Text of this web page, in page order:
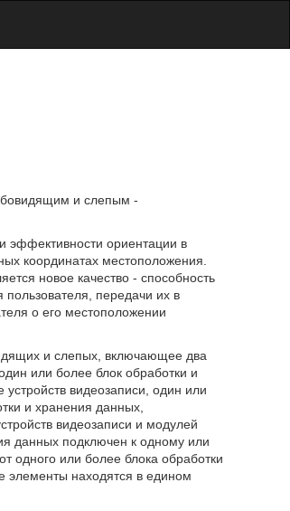
и слепым -
эффективности ориентации в
координатах местоположения.
новое качество - способность
передачи их в
о его местоположении
и слепых, включающее два
или более блок обработки и
видеозаписи, один или
и хранения данных,
видеозаписи и модулей
данных подключен к одному или
одного или более блока обработки
элементы находятся в едином